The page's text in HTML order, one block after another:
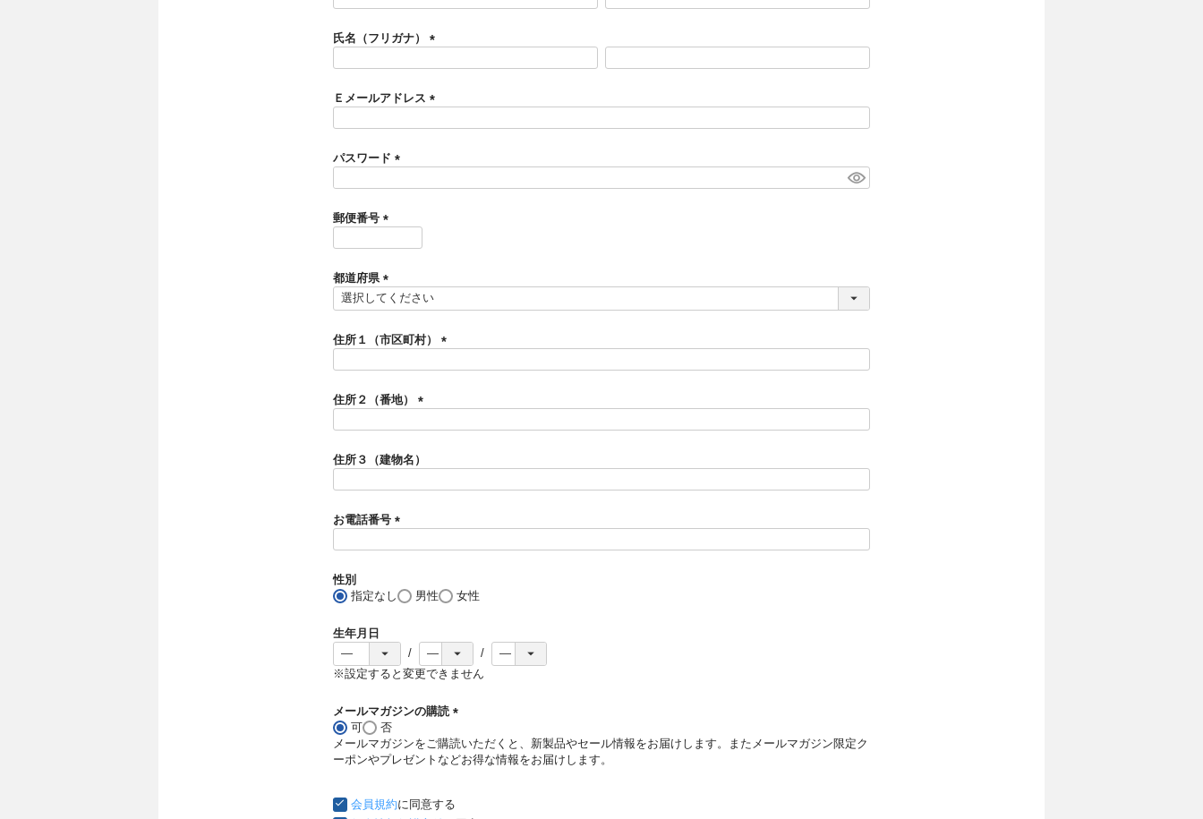
須
)
氏名（フリガナ）
)
Ｅメールアドレス
)
パスワード
)
郵便番号
)
都道府県
(
必
須
)
住所１（市区町村）
)
住所２（番地）
)
住所３（建物名）
お電話番号
性別
指定なし
男性 女性
生年月日
※設定すると変更できません
メールマガジンの購読
必
須
可
否
メールマガジンをご購読いただくと、新製品やセール情報をお届けします。またメールマガジン限定ク
ーポンやプレゼントなどお得な情報をお届けします。
会員規約に同意する